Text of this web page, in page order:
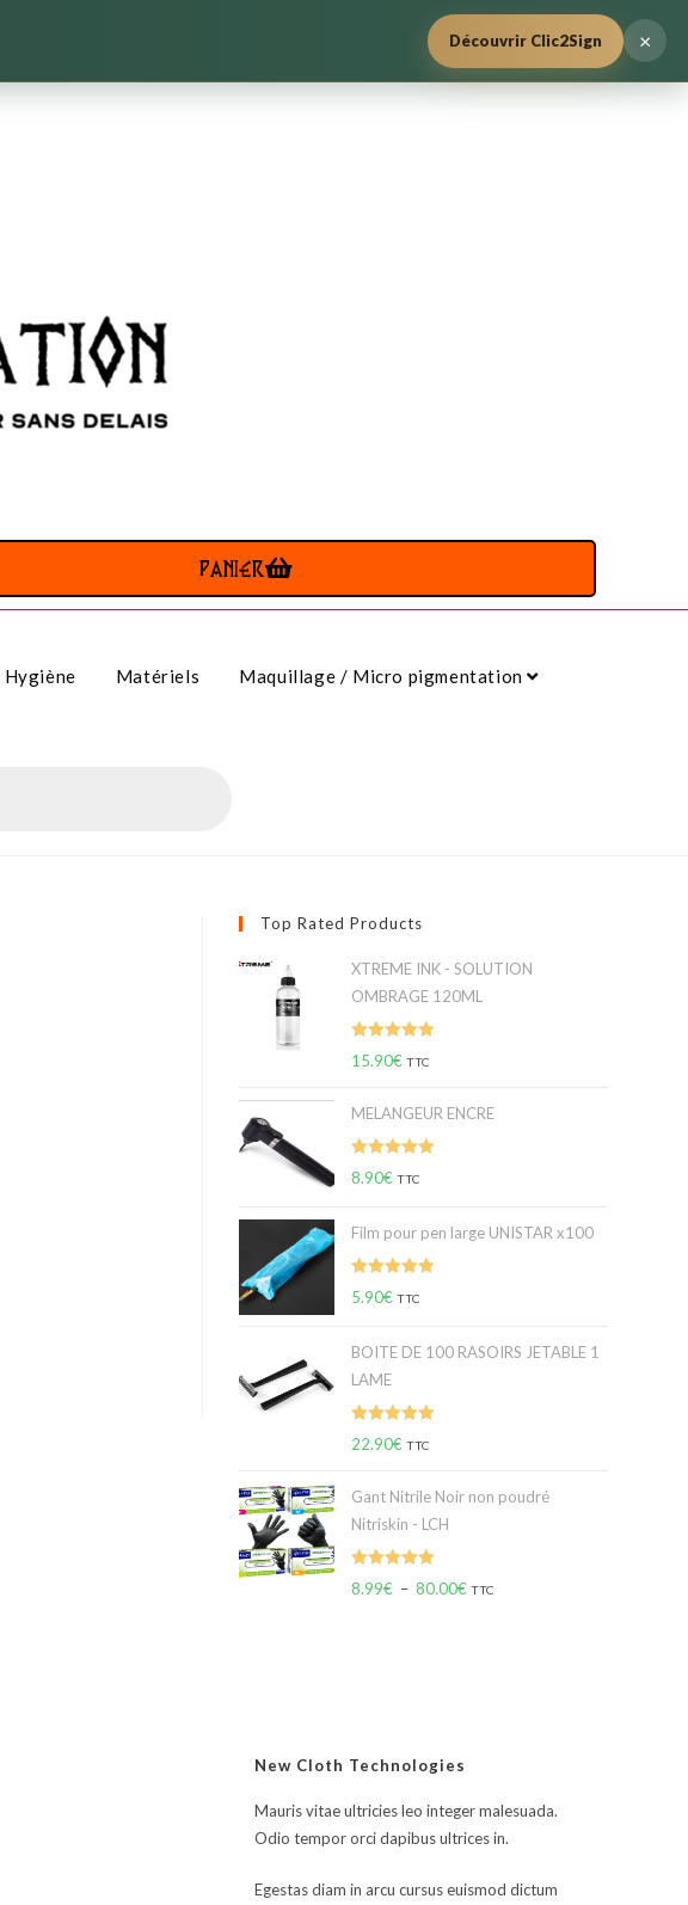
Découvrir Clic2Sign ×
PANIER
Hygiène Matériels Maquillage / Micro pigmentation
Top Rated Products
XTREME INK - SOLUTION
OMBRAGE 120ML
Note5.00
15.90€ TTC
MELANGEUR ENCRE
Note 5.00
8.90€ TTC
Film pour pen large UNISTAR x100
Note 5.00
5.90€ TTC
BOITE DE 100 RASOIRS JETABLE 1
LAME
Note5.00
22.90€ TTC
Gant Nitrile Noir non poudré
Nitriskin - LCH
Note 5.00
8.99€ – 80.00€ TTC
New Cloth Technologies
Mauris vitae ultricies leo integer malesuada.
Odio tempor orci dapibus ultrices in.
Egestas diam in arcu cursus euismod dictum